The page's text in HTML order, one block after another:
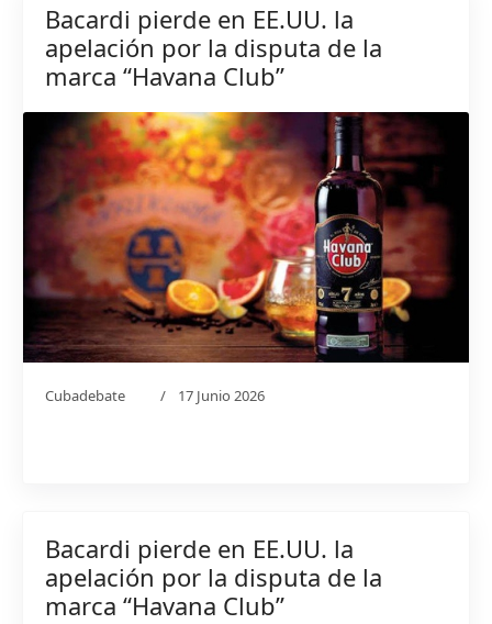
Bacardi pierde en EE.UU. la
apelación por la disputa de la
marca “Havana Club”
Cubadebate 17 Junio 2026
Bacardi pierde en EE.UU. la
apelación por la disputa de la
marca “Havana Club”